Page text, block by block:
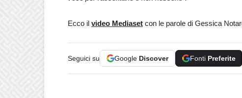
Ecco il video Mediaset con le parole di Gessica
Seguici su Google Discover Fonti Preferite